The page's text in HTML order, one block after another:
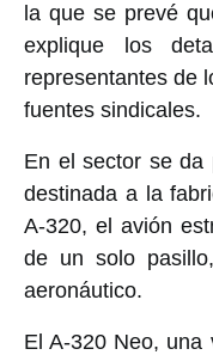
la que se prevé
explique los
representantes de
fuentes sindicales.
En el sector se da
destinada a la
A-320, el avión
de un solo
aeronáutico.
El A-320 Neo, una